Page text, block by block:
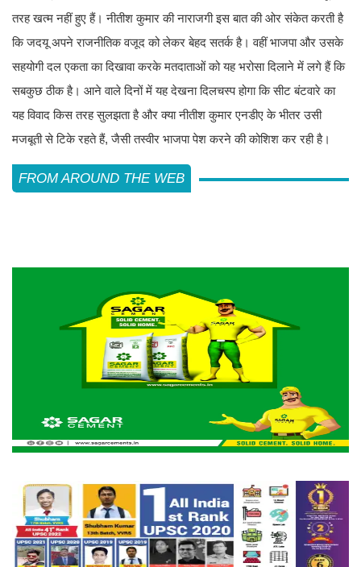
तरह खत्म नहीं हुए हैं। नीतीश कुमार की नाराजगी इस बात की ओर संकेत करती है
कि जदयू अपने राजनीतिक वजूद को लेकर बेहद सतर्क है। वहीं भाजपा और उसके
सहयोगी दल एकता का दिखावा करके मतदाताओं को यह भरोसा दिलाने में लगे हैं कि
सबकुछ ठीक है। आने वाले दिनों में यह देखना दिलचस्प होगा कि सीट बंटवारे का
यह विवाद किस तरह सुलझता है और क्या नीतीश कुमार एनडीए के भीतर उसी
मजबूती से टिके रहते हैं, जैसी तस्वीर भाजपा पेश करने की कोशिश कर रही है।
FROM AROUND THE WEB